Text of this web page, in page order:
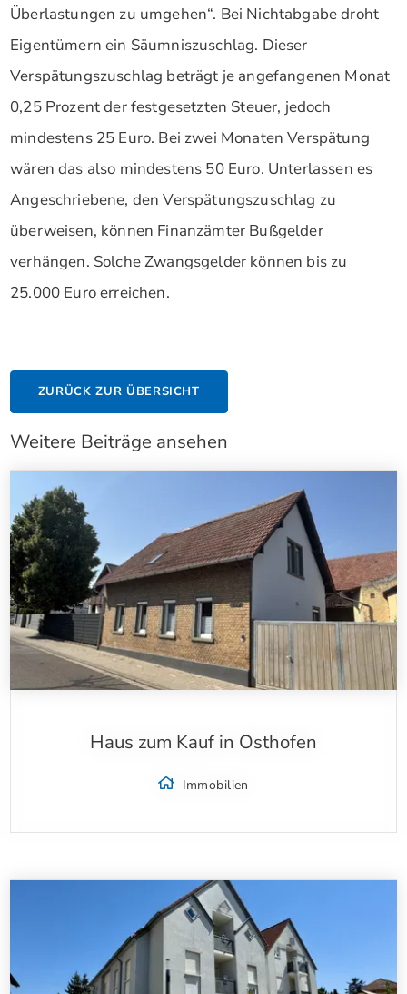
Überlastungen zu umgehen“. Bei Nichtabgabe droht
Eigentümern ein Säumniszuschlag. Dieser
Verspätungszuschlag beträgt je angefangenen Monat
0,25 Prozent der festgesetzten Steuer, jedoch
mindestens 25 Euro. Bei zwei Monaten Verspätung
wären das also mindestens 50 Euro. Unterlassen es
Angeschriebene, den Verspätungszuschlag zu
überweisen, können Finanzämter Bußgelder
verhängen. Solche Zwangsgelder können bis zu
25.000 Euro erreichen.
ZURÜCK ZUR ÜBERSICHT
Weitere Beiträge ansehen
Haus zum Kauf in Osthofen
Immobilien